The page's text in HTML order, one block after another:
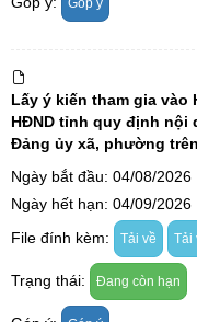
Góp ý
Lấy ý kiến tham gia
HĐND tỉnh quy định nội
Đảng ủy xã, phường
Ngày bắt đầu: 04/08/2026
Ngày hết hạn: 04/09/2026
File đính kèm:
Tải về Tải
Trạng thái: Đang còn hạn